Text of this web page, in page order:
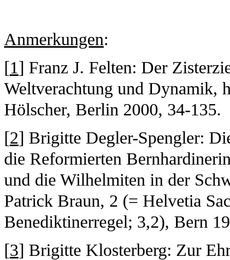
Anmerkungen:
[1] Franz J. Felten: Der
Weltverachtung und Dynamik,
Hölscher, Berlin 2000, 34-135.
[2] Brigitte Degler-Spengler:
die Reformierten
und die Wilhelmiten in der
Patrick Braun, 2 (= Helvetia
Benediktinerregel; 3,2), Bern
[3] Brigitte Klosterberg: Zur